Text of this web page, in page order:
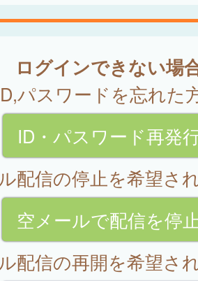
ログインできない場
パスワードを忘れた
ID・パスワード再発
配信の停止を希望さ
空メールで配信を停
配信の再開を希望さ